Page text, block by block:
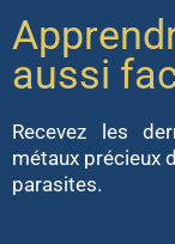
aussi
Recevez les
métaux précieux
parasites.